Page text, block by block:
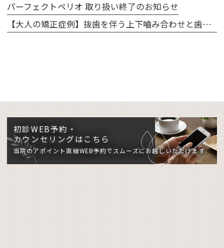
パーフェクトペリオ 取り扱い終了のお知らせ
【大人の矯正症例】抜歯を伴う上下嚙み合わせと歯のアーチの修正
初診WEB予約・
カウンセリングはこちら
当院のアポイント直結WEB予約でスムーズにお越しいただけます